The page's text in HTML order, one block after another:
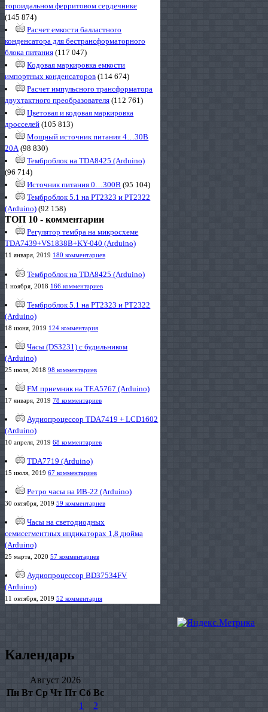
тороидальном ферритовом сердечнике
(145 874)
Расчет емкости балластного
конденсатора для бестрансформаторного
блока питания (117 047)
Кодовая маркировка емкости
импортных конденсаторов (114 674)
Расчет импульсного трансформатора
двухтактного преобразователя (112 761)
Цветовая и кодовая маркировка
дросселей (105 813)
Мощный источник питания 4…30В
20А(98 830)
Темброблок на TDA8425 (Arduino)
(96 714)
Источник питания 0…300В (95 104)
Темброблок 5.1 на PT2323 и PT2322
(Arduino) (92 158)
ТОП 10 - комментарии
Регулятор тембра на микросхеме
TDA7439+VS1838B+KY-040 (Arduino)
11 января, 2019 180 комментариев
Темброблок на TDA8425 (Arduino)
1 ноября, 2018 166 комментариев
Темброблок 5.1 на PT2323 и PT2322
(Arduino)
18 июня, 2019 124 комментария
Часы (DS3231) с будильником
(Arduino)
25 июля, 2018 98 комментариев
FM приемник на TEA5767 (Arduino)
17 января, 2019 78 комментариев
Аудиопроцессор TDA7419 + LCD1602
(Arduino)
10 апреля, 2019 68 комментариев
TDA7719 (Arduino)
15 июля, 2019 67 комментариев
Ретро часы на ИВ-22 (Arduino)
30 октября, 2019 59 комментариев
Часы на светодиодных
семисегментных индикаторах 1,8 дюйма
(Arduino)
25 марта, 2020 57 комментариев
Аудиопроцессор BD37534FV
(Arduino)
11 октября, 2019 52 комментария
Календарь
Август 2026
Пн Вт Ср Чт Пт Сб Вс
1
2